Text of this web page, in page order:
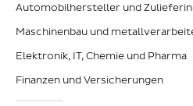
Automobilhersteller und
Maschinenbau und
Elektronik, IT, Chemie und Pharma
Finanzen und Versicherungen